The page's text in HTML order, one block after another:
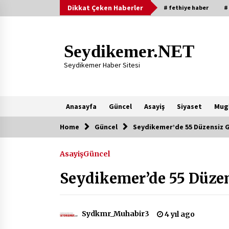
to
Dikkat Çeken Haberler # fethiye haber #
Seydikemer.NET
Seydikemer Haber Sitesi
Anasayfa Güncel Asayiş Siyaset
Yeni Eklenenler
2 ay ago
9 Günde 119 Acil Olaya Müdahale
Home Güncel Seydikemer’de 55 Düzensiz
AsayişGüncel
Seydikemer’de 55
Sydkmr_Muhabir3 4 yıl ago